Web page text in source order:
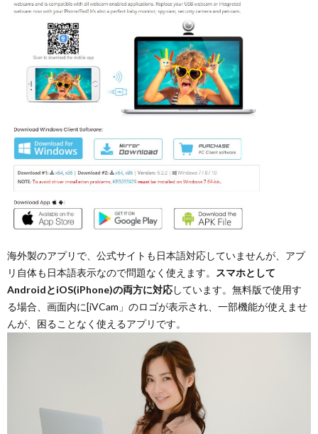
海外製のアプリで、公式サイトも日本語対応していませんが、アプ
リ自体も日本語表示なので問題なく使えます。
スマホとして
AndroidとiOS(iPhone)の両方に対応しています。無料版で使用す
る場合、画面内に[iVCam」のロゴが表示され、一部機能が使えませ
んが、困ることなく使えるアプリです。